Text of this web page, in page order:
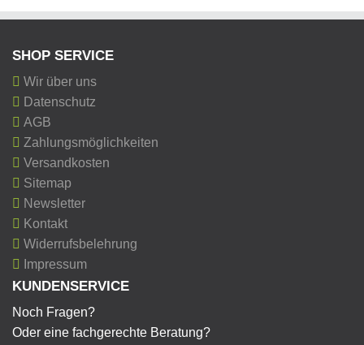
SHOP SERVICE
Wir über uns
Datenschutz
AGB
Zahlungsmöglichkeiten
Versandkosten
Sitemap
Newsletter
Kontakt
Widerrufsbelehrung
Impressum
KUNDENSERVICE
Noch Fragen?
Oder eine fachgerechte Beratung?